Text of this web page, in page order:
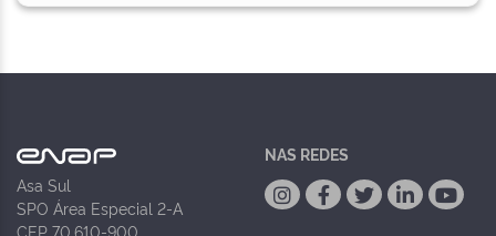
Asa Sul
SPO Área Especial 2-A
CEP 70.610-900
NAS REDES